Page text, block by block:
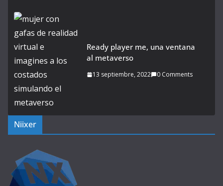
Ready player me, una ventana
al metaverso
13 septiembre, 2022 0 Comments
Niixer